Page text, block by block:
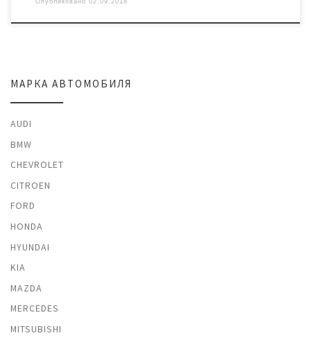
МАРКА АВТОМОБИЛЯ
AUDI
BMW
CHEVROLET
CITROEN
FORD
HONDA
HYUNDAI
KIA
MAZDA
MERCEDES
MITSUBISHI